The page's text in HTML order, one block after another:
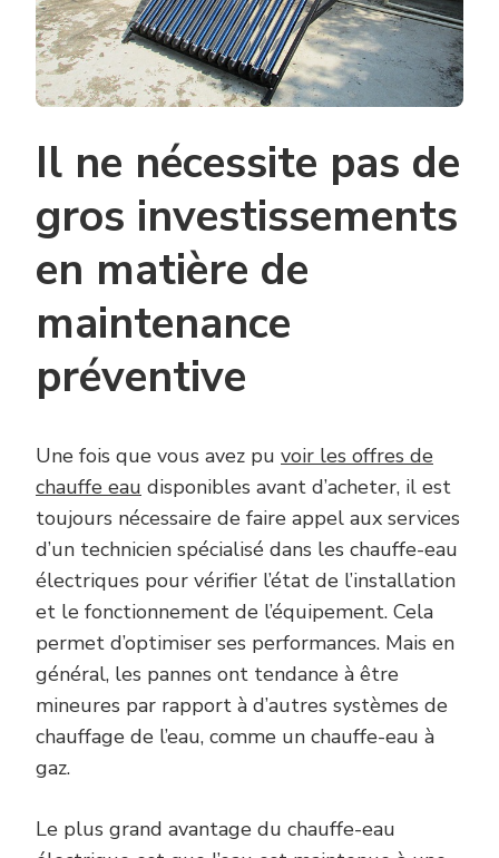
Il ne nécessite pas de
gros investissements
en matière de
maintenance
préventive
Une fois que vous avez pu voir les offres de
chauffe eau disponibles avant d’acheter, il est
toujours nécessaire de faire appel aux services
d’un technicien spécialisé dans les chauffe-eau
électriques pour vérifier l’état de l’installation
et le fonctionnement de l’équipement. Cela
permet d’optimiser ses performances. Mais en
général, les pannes ont tendance à être
mineures par rapport à d’autres systèmes de
chauffage de l’eau, comme un chauffe-eau à
gaz.
Le plus grand avantage du chauffe-eau